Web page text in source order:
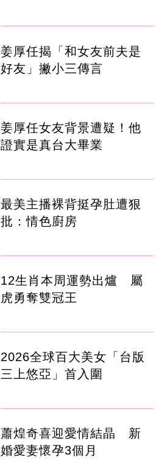
姜厚任揭「和女友前夫是
好友」撇小三傳言
姜厚任女友背景遭疑！他
證實是真台大畢業
最美主播裸背挺孕肚遭狠
批：情色廚房
12生肖本周運勢出爐 屬
虎勇奪雙冠王
2026全球百大美女「台版
三上悠亞」首入圍
蕭煌奇喜迎愛情結晶 新
婚愛妻懷孕3個月